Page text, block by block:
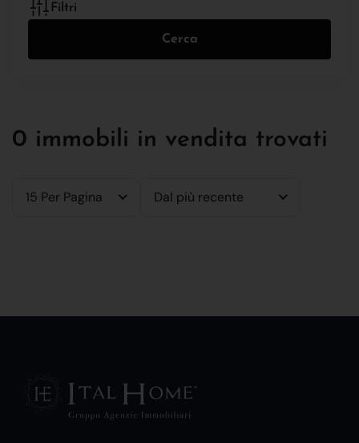
Filtri
Cerca
0 immobili in vendita trovati
15 Per Pagina Dal più recente